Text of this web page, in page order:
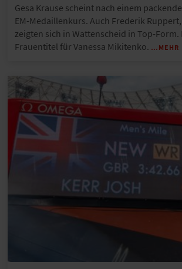
Gesa Krause scheint nach einem
EM-Medaillenkurs. Auch Frederik
zeigten sich in Wattenscheid in Top-Form.
Frauentitel für Vanessa Mikitenko. …MEHR